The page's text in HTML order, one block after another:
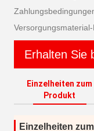
Erhalten Sie
Einzelheiten zum
Produkt
Einzelheiten